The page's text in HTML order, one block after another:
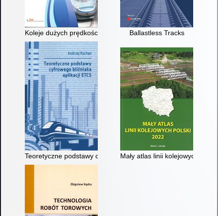
Koleje dużych prędkości w Polsce : monografia
Ballastless Tracks
Teoretyczne podstawy cyfrowego bliźniaka aplikacji ETCS
Mały atlas linii kolejowych